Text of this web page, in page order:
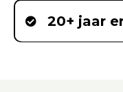
20+ jaar